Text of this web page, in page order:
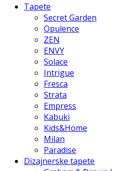
Tapete
Secret Garden
Opulence
ZEN
ENVY
Solace
Intrigue
Fresca
Strata
Empress
Kabuki
Kids&Home
Milan
Paradise
Dizajnerske tapete